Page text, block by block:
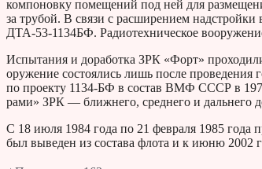
ком­по­нов­ку по­ме­ще­ний под ней для
за тру­бой. В связи с рас­ши­ре­ни­ем
ДТА-53-1134БФ. Ра­дио­тех­ни­че­ское
Ис­пы­та­ния и до­ра­бот­ка ЗРК «Форт»
ору­же­ние со­сто­я­лись лишь после
по про­ек­ту 1134-БФ в со­став ВМФ СССР в
ра­ми» ЗРК — ближ­не­го, сред­не­го и
С 18 июля 1984 года по 21 фев­ра­ля 1985 года
был вы­ве­ден из со­ста­ва флота и к июню 2002